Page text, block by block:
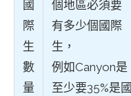
國
際
生
數
量
個地區必須要
有多少個國際
生，
例如Canyon是
至少要35%是國